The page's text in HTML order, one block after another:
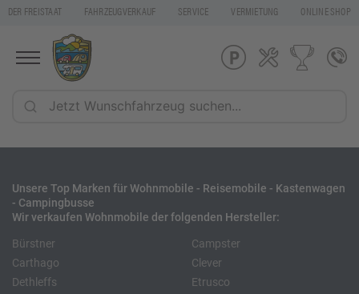
DER FREISTAAT FAHRZEUGVERKAUF SERVICE VERMIETUNG ONLINE SHOP
Unsere Top Marken für Wohnmobile - Reisemobile - Kastenwagen
- Campingbusse
Wir verkaufen Wohnmobile der folgenden Hersteller:
Bürstner
Carthago
Dethleffs
Campster
Clever
Etrusco